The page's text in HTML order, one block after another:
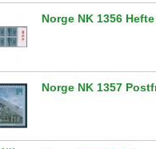
Norge NK 1356
Norge NK 1357